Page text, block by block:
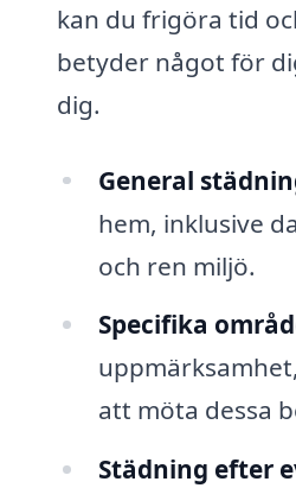
kan du frigöra tid
betyder något för
dig.
General
hem, inklusive
och ren miljö.
Specifika
att möta dessa
Städning efter